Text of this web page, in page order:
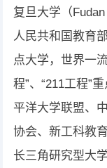
复旦大学（
人民共和国教育
点大学，世界一
程”、“211工程”
平洋大学联盟、
协会、新工科教
长三角研究型大